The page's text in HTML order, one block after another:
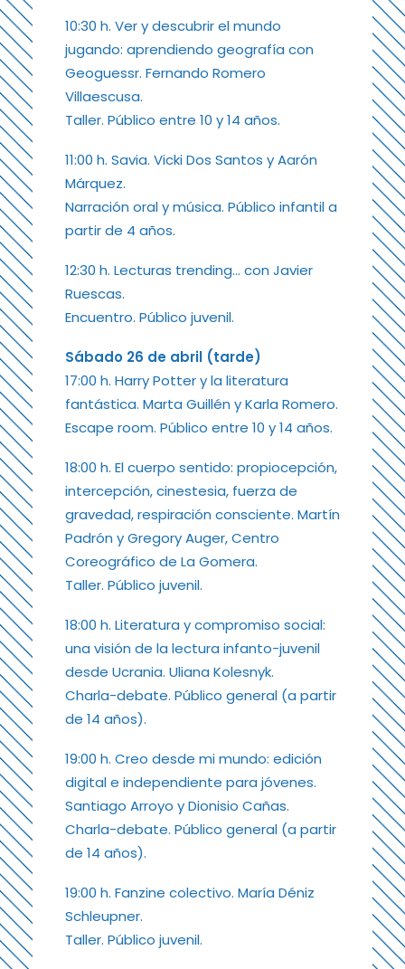
10:30 h. Ver y descubrir el mundo
jugando: aprendiendo geografía con
Geoguessr. Fernando Romero
Villaescusa.
Taller. Público entre 10 y 14 años.
11:00 h. Savia. Vicki Dos Santos y Aarón
Márquez.
Narración oral y música. Público infantil a
partir de 4 años.
12:30 h. Lecturas trending… con Javier
Ruescas.
Encuentro. Público juvenil.
Sábado 26 de abril (tarde)
17:00 h. Harry Potter y la literatura
fantástica. Marta Guillén y Karla Romero.
Escape room. Público entre 10 y 14 años.
18:00 h. El cuerpo sentido: propiocepción,
intercepción, cinestesia, fuerza de
gravedad, respiración consciente. Martín
Padrón y Gregory Auger, Centro
Coreográfico de La Gomera.
Taller. Público juvenil.
18:00 h. Literatura y compromiso social:
una visión de la lectura infanto-juvenil
desde Ucrania. Uliana Kolesnyk.
Charla-debate. Público general (a partir
de 14 años).
19:00 h. Creo desde mi mundo: edición
digital e independiente para jóvenes.
Santiago Arroyo y Dionisio Cañas.
Charla-debate. Público general (a partir
de 14 años).
19:00 h. Fanzine colectivo. María Déniz
Schleupner.
Taller. Público juvenil.